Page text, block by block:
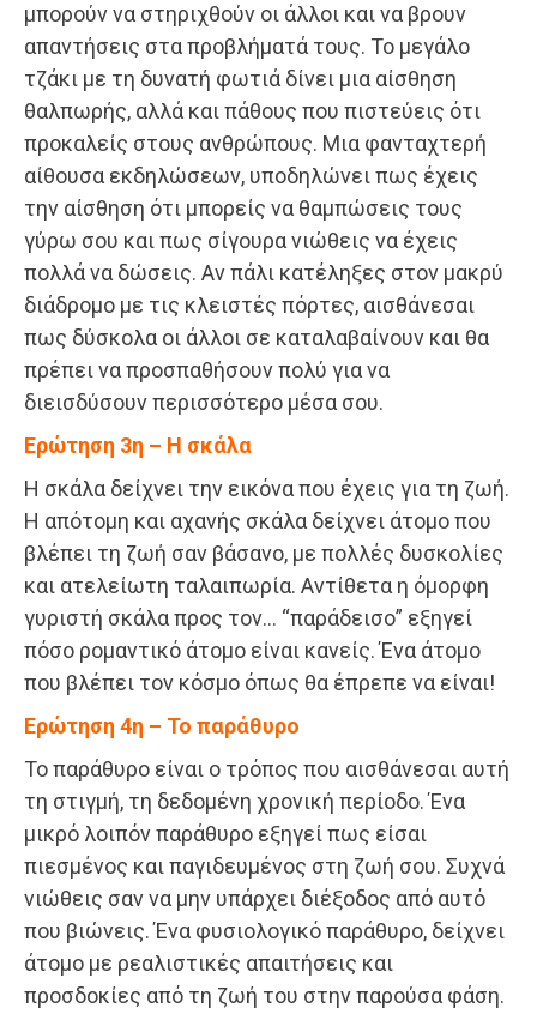
μπορούν να στηριχθούν οι άλλοι και να βρουν
απαντήσεις στα προβλήματά τους. Το μεγάλο
τζάκι με τη δυνατή φωτιά δίνει μια αίσθηση
θαλπωρής, αλλά και πάθους που πιστεύεις ότι
προκαλείς στους ανθρώπους. Μια φανταχτερή
αίθουσα εκδηλώσεων, υποδηλώνει πως έχεις
την αίσθηση ότι μπορείς να θαμπώσεις τους
γύρω σου και πως σίγουρα νιώθεις να έχεις
πολλά να δώσεις. Αν πάλι κατέληξες στον μακρύ
διάδρομο με τις κλειστές πόρτες, αισθάνεσαι
πως δύσκολα οι άλλοι σε καταλαβαίνουν και θα
πρέπει να προσπαθήσουν πολύ για να
διεισδύσουν περισσότερο μέσα σου.
Ερώτηση 3η – Η σκάλα
Η σκάλα δείχνει την εικόνα που έχεις για τη ζωή.
Η απότομη και αχανής σκάλα δείχνει άτομο που
βλέπει τη ζωή σαν βάσανο, με πολλές δυσκολίες
και ατελείωτη ταλαιπωρία. Αντίθετα η όμορφη
γυριστή σκάλα προς τον… “παράδεισο” εξηγεί
πόσο ρομαντικό άτομο είναι κανείς. Ένα άτομο
που βλέπει τον κόσμο όπως θα έπρεπε να είναι!
Ερώτηση 4η – Το παράθυρο
Το παράθυρο είναι ο τρόπος που αισθάνεσαι αυτή
τη στιγμή, τη δεδομένη χρονική περίοδο. Ένα
μικρό λοιπόν παράθυρο εξηγεί πως είσαι
πιεσμένος και παγιδευμένος στη ζωή σου. Συχνά
νιώθεις σαν να μην υπάρχει διέξοδος από αυτό
που βιώνεις. Ένα φυσιολογικό παράθυρο, δείχνει
άτομο με ρεαλιστικές απαιτήσεις και
προσδοκίες από τη ζωή του στην παρούσα φάση.